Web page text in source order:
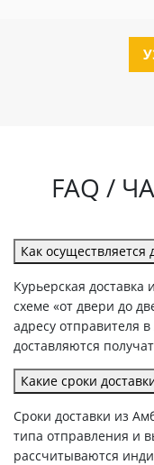
FAQ /
Как осуществляется
Курьерская доставка
схеме «от двери до
адресу отправителя
доставляются
Какие сроки
Сроки доставки из
типа отправления и
рассчитываются